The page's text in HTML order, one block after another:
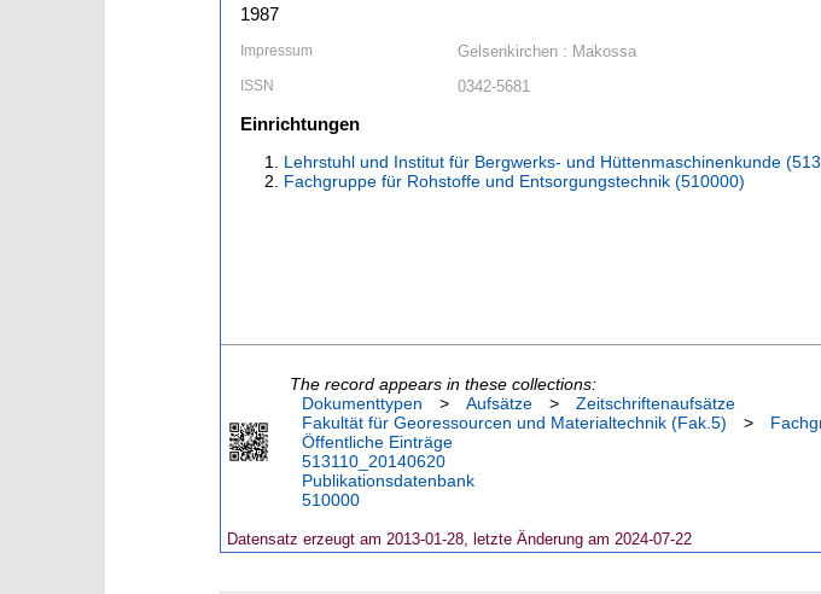
1987
Impressum Gelsenkirchen : Makossa
ISSN 0342-5681
Einrichtungen
Lehrstuhl und Institut für Bergwerks- und Hüttenmaschinenkunde
Fachgruppe für Rohstoffe und Entsorgungstechnik (510000)
The record appears in these collections:
Dokumenttypen
> Aufsätze >
Zeitschriftenaufsätze
Fakultät für Georessourcen und Materialtechnik (Fak.5)
>
Öffentliche Einträge
513110_20140620
Publikationsdatenbank
510000
Datensatz erzeugt am 2013-01-28, letzte Änderung am 2024-07-22